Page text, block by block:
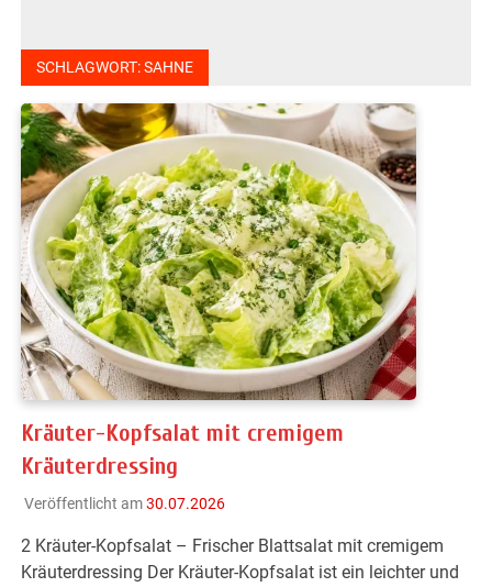
SCHLAGWORT:SAHNE
Kräuter-Kopfsalat mit cremigem
Kräuterdressing
Veröffentlicht am30.07.2026
2 Kräuter-Kopfsalat – Frischer Blattsalat mit cremigem
Kräuterdressing Der Kräuter-Kopfsalat ist ein leichter und